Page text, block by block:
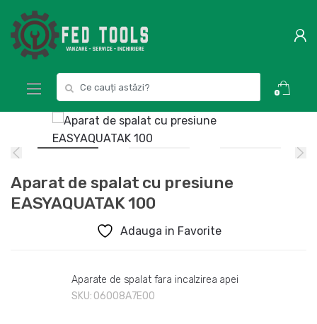
navigation
content
for:
0
Aparat de spalat cu presiune
EASYAQUATAK 100
Adauga in Favorite
Aparate de spalat fara incalzirea apei
SKU: 06008A7E00